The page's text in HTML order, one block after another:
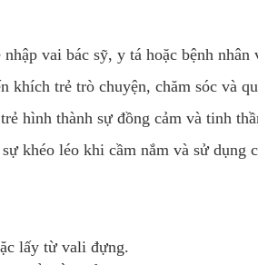
nhập vai bác sỹ, y tá hoặc bệnh
khích trẻ trò chuyện, chăm sóc và
hình thành sự đồng cảm và tinh
khéo léo khi cầm nắm và sử dụng
lấy từ vali đựng.